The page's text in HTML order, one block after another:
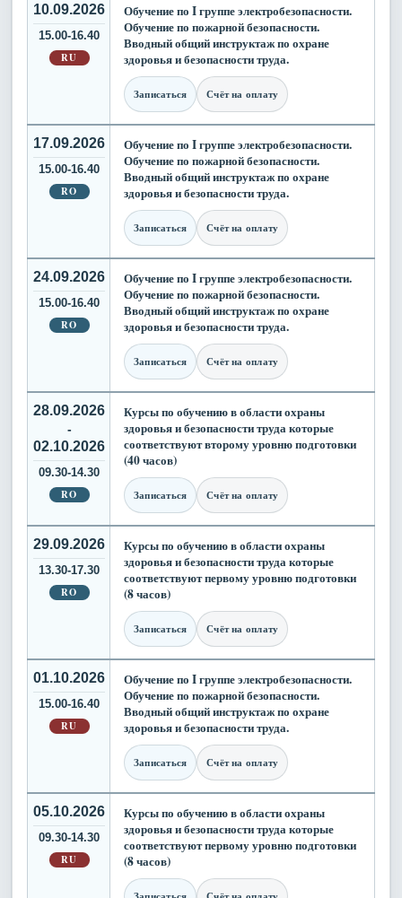
10.09.2026
15.00-16.40
RU
Обучение по I группе электробезопасности.
Обучение по пожарной безопасности.
Вводный общий инструктаж по охране
здоровья и безопасности труда.
Записаться Счёт на оплату
17.09.2026
15.00-16.40
RO
Обучение по I группе электробезопасности.
Обучение по пожарной безопасности.
Вводный общий инструктаж по охране
здоровья и безопасности труда.
Записаться Счёт на оплату
24.09.2026
15.00-16.40
RO
Обучение по I группе электробезопасности.
Обучение по пожарной безопасности.
Вводный общий инструктаж по охране
здоровья и безопасности труда.
Записаться Счёт на оплату
28.09.2026
-
02.10.2026
09.30-14.30
RO
Курсы по обучению в области охраны
здоровья и безопасности труда которые
соответствуют второму уровню подготовки
(40 часов)
Записаться Счёт на оплату
29.09.2026
13.30-17.30
RO
Курсы по обучению в области охраны
здоровья и безопасности труда которые
соответствуют первому уровню подготовки
(8 часов)
Записаться Счёт на оплату
01.10.2026
15.00-16.40
RU
Обучение по I группе электробезопасности.
Обучение по пожарной безопасности.
Вводный общий инструктаж по охране
здоровья и безопасности труда.
Записаться Счёт на оплату
05.10.2026
09.30-14.30
RU
Курсы по обучению в области охраны
здоровья и безопасности труда которые
соответствуют первому уровню подготовки
(8 часов)